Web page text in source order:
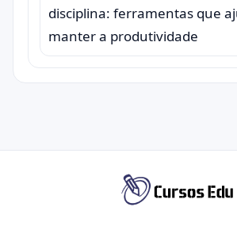
disciplina: ferramentas que
manter a produtividade